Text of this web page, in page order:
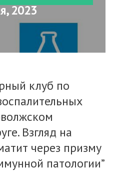
2023
клуб по
Взгляд на
через призму
патологии”